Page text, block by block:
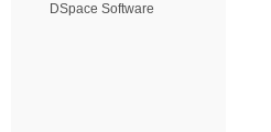
DSpace Software